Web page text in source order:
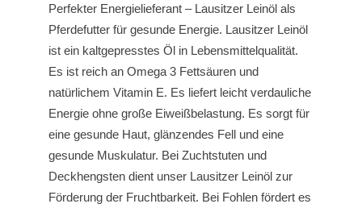
Perfekter Energielieferant – Lausitzer Leinöl als
Pferdefutter für gesunde Energie. Lausitzer Leinöl
ist ein kaltgepresstes Öl in Lebensmittelqualität.
Es ist reich an Omega 3 Fettsäuren und
natürlichem Vitamin E. Es liefert leicht verdauliche
Energie ohne große Eiweißbelastung. Es sorgt für
eine gesunde Haut, glänzendes Fell und eine
gesunde Muskulatur. Bei Zuchtstuten und
Deckhengsten dient unser Lausitzer Leinöl zur
Förderung der Fruchtbarkeit. Bei Fohlen fördert es